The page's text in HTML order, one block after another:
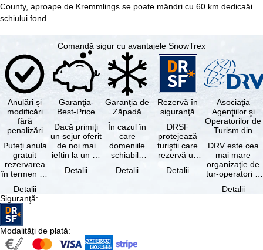
County, aproape de Kremmlings se poate mândri cu 60 km dedicaâi
schiului fond.
Comandă sigur cu avantajele SnowTrex
Anulări şi
modificări
fără
penalizări
Puteți anula
gratuit
rezervarea
în termen de
data
rezervării, …
Detalii
Garanţia-
Best-Price
Dacă primiţi
un sejur oferit
de noi mai
ieftin la un alt
cu aceleaşi …
Detalii
Garanţia de
Zăpadă
În cazul în
care
domeniile
schiabile
skipass-ul
Detalii
Rezervă în
siguranţă
DRSF
protejează
turiştii care
rezervă un
sau servicii
Detalii
Asociaţia
Agenţiilor şi
Operatorilor de
Turism din
DRV este cea
mai mare
organizaţie de
tur-operatori şi
turism din
Detalii
Siguranţă:
Modalităţi de plată: